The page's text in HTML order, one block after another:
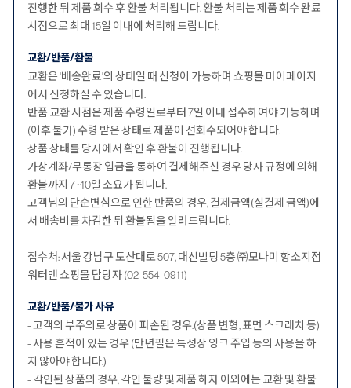
진행한 뒤 제품 회수 후 환불 처리됩니다. 환불 처리는 제품 회수 완료
시점으로 최대 15일 이내에 처리해 드립니다.
교환/반품/환불
교환은 '배송완료'의 상태일 때 신청이 가능하며 쇼핑몰 마이페이지
에서 신청하실 수 있습니다.
반품 교환 시점은 제품 수령일로부터 7일 이내 접수하여야 가능하며
(이후 불가) 수령 받은 상태로 제품이 선회수되어야 합니다.
상품 상태를 당사에서 확인 후 환불이 진행됩니다.
가상계좌/무통장 입금을 통하여 결제해주신 경우 당사 규정에 의해
환불까지 7 ~10일 소요가 됩니다.
고객님의 단순변심으로 인한 반품의 경우, 결제금액(실결제 금액)에
서 배송비를 차감한 뒤 환불됨을 알려드립니다.
접수처: 서울 강남구 도산대로 507, 대신빌딩 5층 ㈜모나미 항소지점
워터맨 쇼핑몰 담당자 (02-554-0911)
교환/반품/불가 사유
- 고객의 부주의로 상품이 파손된 경우.(상품 변형, 표면 스크래치 등)
- 사용 흔적이 있는 경우 (만년필은 특성상 잉크 주입 등의 사용을 하
지 않아야 합니다.)
- 각인된 상품의 경우, 각인 불량 및 제품 하자 이외에는 교환 및 환불